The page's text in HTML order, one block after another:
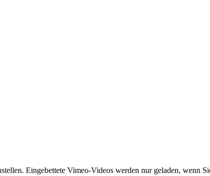
Eingebettete Vimeo-Videos werden nur geladen, wenn